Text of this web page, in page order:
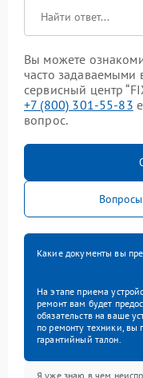
Вы можете
часто задаваемыми
сервисный центр
+7 (800) 301-55-83
вопрос.
Какие документы вы
На этапе приема
ремонт вам будет
обязательств на ваше
по ремонту техники, вы
гарантийный талон.
Я уже знаю в чем